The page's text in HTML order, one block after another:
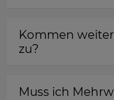
Kommen
zu?
Muss ich